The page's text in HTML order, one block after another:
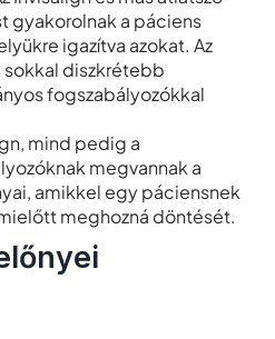
gyakorolnak a páciens
igazítva azokat. Az
diszkrétebb
fogszabályozókkal
mind pedig a
megvannak a
amikkel egy páciensnek
meghozná döntését.